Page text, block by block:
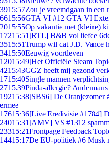
3915:57Zou je vreemdgaan in een
6615:56GTA VI #12 GTA VI
2015:55Op vakantie met (kleine)
17215:51 [RTL] B&B vol liefde
3515:51Trump wil dat J.D. Vance
3415:50Eeuwig voortleven
12015:49[Het Officiële Steam
4215:43GGZ heeft mij gezond
1715:40Single mannen
2715:39Pinda-allergie?
19215:38[SBS6] De Oranjezomer
ermee
17615:36[Live Eredivisie #1784]
24015:31 [AMV] VS #1312
23315:21Frontpage Feedback
14415:17De EU-politiek #6 Musk